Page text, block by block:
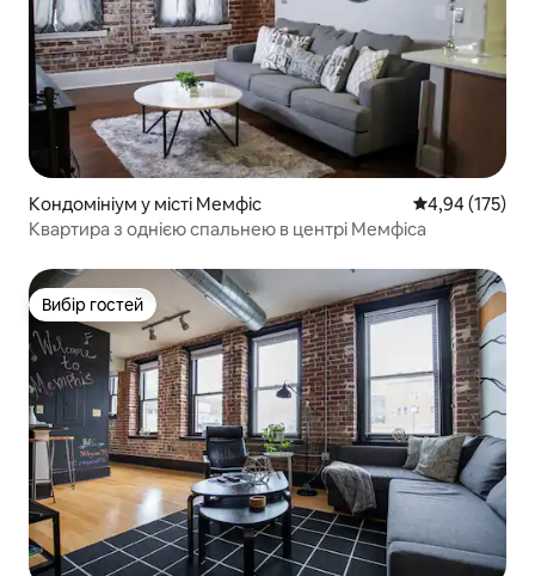
Кондомініум у місті Мемфіс Середня
4,94 (175)
Квартира з однією спальнею в центрі Мемфіса
Вибір гостей
Вибір гостей